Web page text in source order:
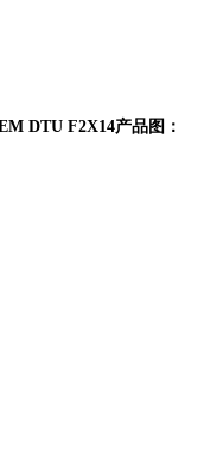
DTU F2X14产品图：